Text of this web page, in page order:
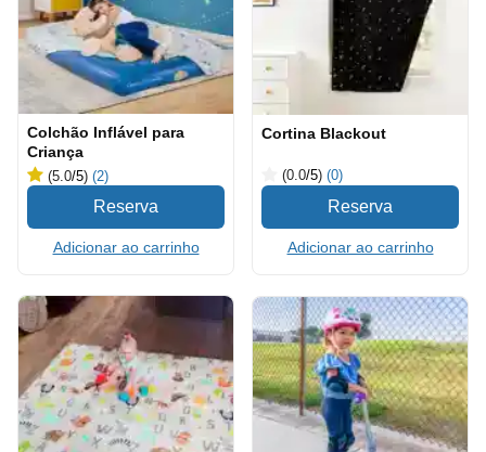
Colchão Inflável para
Criança
(5.0/5) (2)
Adicionar ao carrinho
Cortina Blackout
(0.0/5) (0)
Adicionar ao carrinho